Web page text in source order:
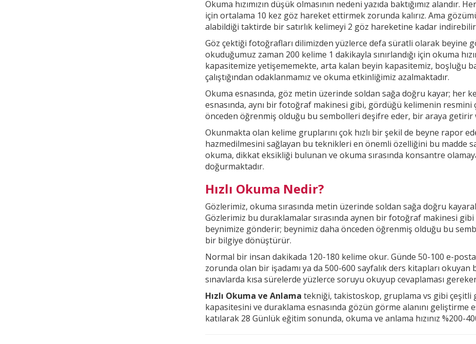
Okuma hızımızın düşük olmasının nedeni yazıda baktığımız alandır. Her
için ortalama 10 kez göz hareket ettirmek zorunda kalırız. Ama
alabildiği taktirde birsatırlık kelimeyi 2 göz hareketine kadar
Göz çektiği fotoğrafları dilimizden yüzlerce defa süratli olarak beyine
okuduğumuz zaman 200 kelime 1 dakikayla sınırlandığı için okuma
kapasitemize yetişememekte, arta kalan beyin kapasitemiz, boşluğu
çalıştığından odaklanmamız ve okuma etkinliğimiz azalmaktadır.
Okuma esnasında, göz metin üzerinde soldan sağa doğru kayar; her
esnasında, aynı bir fotoğraf makinesi gibi, gördüğü kelimenin resmini
önceden öğrenmiş olduğu bu sembolleri deşifre eder, bir araya getirir
Okunmakta olan kelime gruplarını çok hızlı bir şekil de beyne rapor
hazmedilmesini sağlayan bu teknikleri en önemli özelliğini bu madde
okuma, dikkateksikliği bulunan ve okuma sırasında konsantre
doğurmaktadır.
Hızlı Okuma Nedir?
Gözlerimiz, okuma sırasında metin üzerinde soldan sağa doğru
Gözlerimiz bu duraklamalar sırasında aynen bir fotoğraf makinesi
beynimize gönderir; beynimiz daha önceden öğrenmiş olduğu bu
bir bilgiye dönüştürür.
Normal bir insan dakikada 120-180 kelime okur. Günde 50-100 e-
zorunda olan bir işadamı ya da 500-600 sayfalık ders kitapları okuyan
sınavlarda kısa sürelerde yüzlerce soruyu okuyup cevaplaması
Hızlı Okuma ve Anlama tekniği, takistoskop, gruplama vs gibi çeşitli
kapasitesini ve duraklama esnasında gözün görme alanını geliştirme
katılarak 28 Günlük eğitim sonunda, okuma ve anlama hızınız %200-